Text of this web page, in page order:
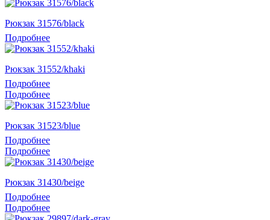
Рюкзак 31576/black
Подробнее
Рюкзак 31552/khaki
Подробнее
Подробнее
Рюкзак 31523/blue
Подробнее
Подробнее
Рюкзак 31430/beige
Подробнее
Подробнее